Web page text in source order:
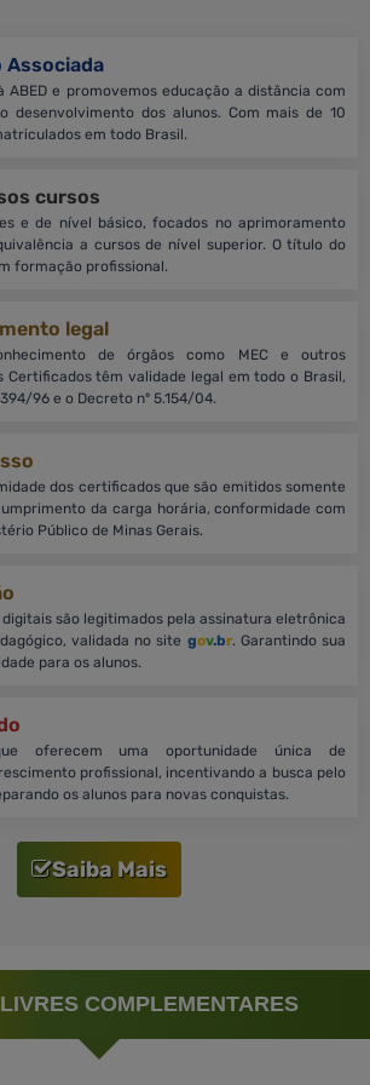
ABED e promovemos educação a distância com
desenvolvimento dos alunos. Com mais de 10
em todo Brasil.
cursos
e de nível básico, focados no aprimoramento
a cursos de nível superior. O título do
formação profissional.
legal
de órgãos como MEC e outros
Certificados têm validade legal em todo o Brasil,
96 e o Decreto nº 5.154/04.
dos certificados que são emitidos somente
da carga horária, conformidade com
Público de Minas Gerais.
são legitimados pela assinatura eletrônica
validada no site gov.br. Garantindo sua
para os alunos.
oferecem uma oportunidade única de
profissional, incentivando a busca pelo
os alunos para novas conquistas.
Saiba Mais
COMPLEMENTARES